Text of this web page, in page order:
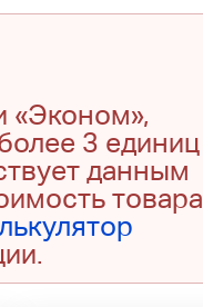
«Эконом»,
3 единиц
данным
товара